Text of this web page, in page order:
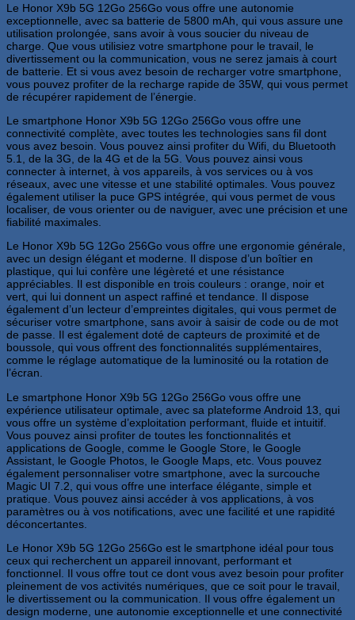
Le Honor X9b 5G 12Go 256Go vous offre une autonomie
exceptionnelle, avec sa batterie de 5800 mAh, qui vous assure une
utilisation prolongée, sans avoir à vous soucier du niveau de
charge. Que vous utilisiez votre smartphone pour le travail, le
divertissement ou la communication, vous ne serez jamais à court
de batterie. Et si vous avez besoin de recharger votre smartphone,
vous pouvez profiter de la recharge rapide de 35W, qui vous permet
de récupérer rapidement de l’énergie.
Le smartphone Honor X9b 5G 12Go 256Go vous offre une
connectivité complète, avec toutes les technologies sans fil dont
vous avez besoin. Vous pouvez ainsi profiter du Wifi, du Bluetooth
5.1, de la 3G, de la 4G et de la 5G. Vous pouvez ainsi vous
connecter à internet, à vos appareils, à vos services ou à vos
réseaux, avec une vitesse et une stabilité optimales. Vous pouvez
également utiliser la puce GPS intégrée, qui vous permet de vous
localiser, de vous orienter ou de naviguer, avec une précision et une
fiabilité maximales.
Le Honor X9b 5G 12Go 256Go vous offre une ergonomie générale,
avec un design élégant et moderne. Il dispose d’un boîtier en
plastique, qui lui confère une légèreté et une résistance
appréciables. Il est disponible en trois couleurs : orange, noir et
vert, qui lui donnent un aspect raffiné et tendance. Il dispose
également d’un lecteur d’empreintes digitales, qui vous permet de
sécuriser votre smartphone, sans avoir à saisir de code ou de mot
de passe. Il est également doté de capteurs de proximité et de
boussole, qui vous offrent des fonctionnalités supplémentaires,
comme le réglage automatique de la luminosité ou la rotation de
l’écran.
Le smartphone Honor X9b 5G 12Go 256Go vous offre une
expérience utilisateur optimale, avec sa plateforme Android 13, qui
vous offre un système d’exploitation performant, fluide et intuitif.
Vous pouvez ainsi profiter de toutes les fonctionnalités et
applications de Google, comme le Google Store, le Google
Assistant, le Google Photos, le Google Maps, etc. Vous pouvez
également personnaliser votre smartphone, avec la surcouche
Magic UI 7.2, qui vous offre une interface élégante, simple et
pratique. Vous pouvez ainsi accéder à vos applications, à vos
paramètres ou à vos notifications, avec une facilité et une rapidité
déconcertantes.
Le Honor X9b 5G 12Go 256Go est le smartphone idéal pour tous
ceux qui recherchent un appareil innovant, performant et
fonctionnel. Il vous offre tout ce dont vous avez besoin pour profiter
pleinement de vos activités numériques, que ce soit pour le travail,
le divertissement ou la communication. Il vous offre également un
design moderne, une autonomie exceptionnelle et une connectivité